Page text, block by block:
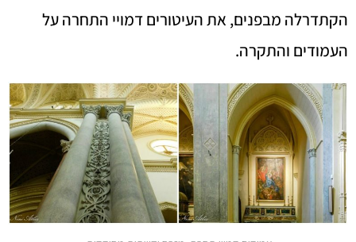
הקתדרלה מבפנים, את העיטורים דמויי התחרה על
העמודים והתקרה.